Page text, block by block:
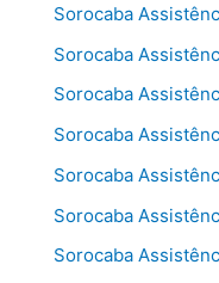
Sorocaba
Sorocaba
Sorocaba
Sorocaba
Sorocaba
Sorocaba
Sorocaba